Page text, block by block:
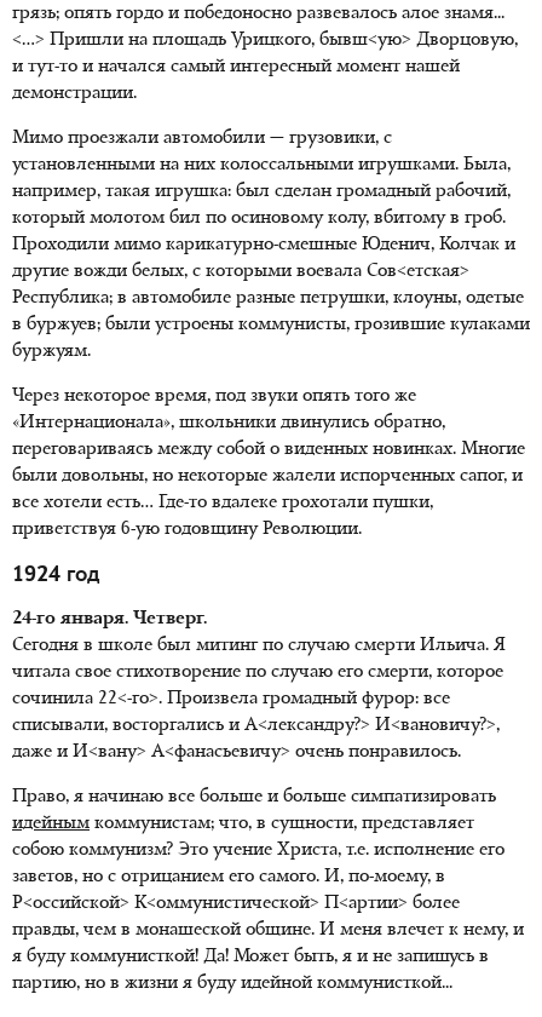
грязь; опять гордо и победоносно развевалось алое знамя...
<…> Пришли на площадь Урицкого, бывш<ую> Дворцовую,
и тут-то и начался самый интересный момент нашей
демонстрации.
Мимо проезжали автомобили — грузовики, с
установленными на них колоссальными игрушками. Была,
например, такая игрушка: был сделан громадный рабочий,
который молотом бил по осиновому колу, вбитому в гроб.
Проходили мимо карикатурно-смешные Юденич, Колчак и
другие вожди белых, с которыми воевала Сов<етская>
Республика; в автомобиле разные петрушки, клоуны, одетые
в буржуев; были устроены коммунисты, грозившие кулаками
буржуям.
Через некоторое время, под звуки опять того же
«Интернационала», школьники двинулись обратно,
переговариваясь между собой о виденных новинках. Многие
были довольны, но некоторые жалели испорченных сапог, и
все хотели есть… Где-то вдалеке грохотали пушки,
приветствуя 6-ую годовщину Революции.
1924 год
24-го января. Четверг.
Сегодня в школе был митинг по случаю смерти Ильича. Я
читала свое стихотворение по случаю его смерти, которое
сочинила 22<-го>. Произвела громадный фурор: все
списывали, восторгались и А<лександру?> И<вановичу?>,
даже и И<вану> А<фанасьевичу> очень понравилось.
Право, я начинаю все больше и больше симпатизировать
идейным коммунистам; что, в сущности, представляет
собою коммунизм? Это учение Христа, т.е. исполнение его
заветов, но с отрицанием его самого. И, по-моему, в
Р<оссийской> К<оммунистической> П<артии> более
правды, чем в монашеской общине. И меня влечет к нему, и
я буду коммунисткой! Да! Может быть, я и не запишусь в
партию, но в жизни я буду идейной коммунисткой...